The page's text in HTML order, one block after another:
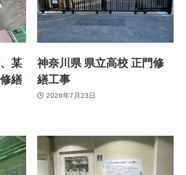
某
繕
神奈川県 県立高校 正門修
繕工事
2026年7月23日